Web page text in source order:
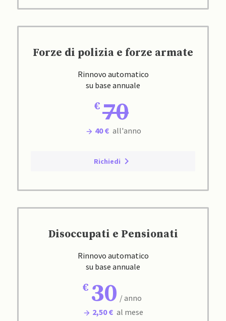
Forze di polizia e forze armate
Rinnovo automatico
su base annuale
70
40 € all'anno
Richiedi
Disoccupati e Pensionati
Rinnovo automatico
su base annuale
30 / anno
2,50 € al mese